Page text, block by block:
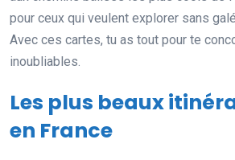
pour ceux qui veulent explorer sans
Avec ces cartes, tu as tout pour te
inoubliables.
Les plus beaux
en France